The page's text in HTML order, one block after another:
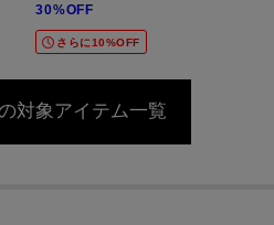
30%OFF
さらに10%OFF
対象アイテム一覧